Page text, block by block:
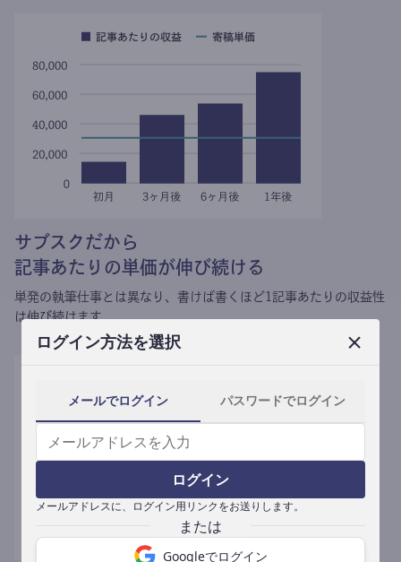
ログイン方法を選択
メールでログイン パスワードでログイン
ログイン
メールアドレスに、ログイン用リンクをお送りします。
Googleでログイン
サブスクだから
記事あたりの単価が伸び続ける
単発の執筆仕事とは異なり、 書けば書くほど1記事あたりの収益性
は伸び続けます。